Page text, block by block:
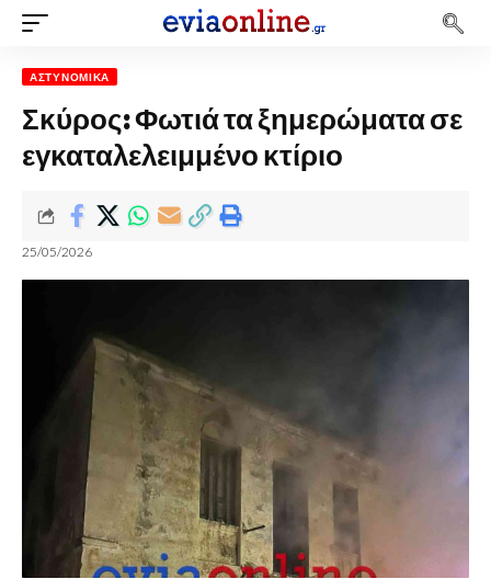
ΑΣΤΥΝΟΜΙΚΆ
Σκύρος: Φωτιά τα ξημερώματα σε
εγκαταλελειμμένο κτίριο
25/05/2026